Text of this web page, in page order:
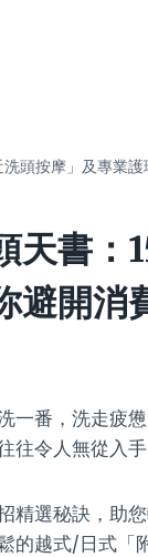
頭按摩」及專業護
天書：
開消
一番，洗走疲
往令人無從入手
精選秘訣，助
的越式/日式「